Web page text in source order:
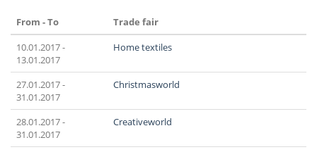
From - To
Trade fair
10.01.2017 -
13.01.2017
Home textiles
27.01.2017 -
31.01.2017
Christmasworld
28.01.2017 -
31.01.2017
Creativeworld